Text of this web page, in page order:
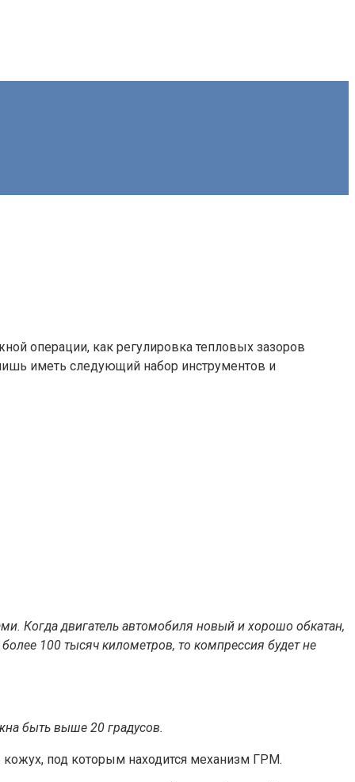
операции, как регулировка тепловых зазоров
иметь следующий набор инструментов и
Когда двигатель автомобиля новый и хорошо обкатан,
100 тысяч километров, то компрессия будет не
быть выше 20 градусов.
под которым находится механизм ГРМ.